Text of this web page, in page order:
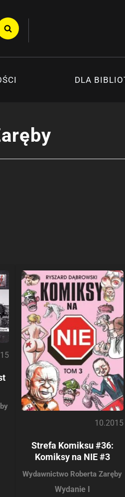
DLA
10.2015
Strefa Komiksu #36:
Komiksy na NIE #3
Wydawnictwo Roberta Zaręby
Wydanie I